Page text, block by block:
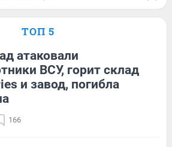
ТОП 5
атаковали
ВСУ, горит склад
и завод, погибла
166